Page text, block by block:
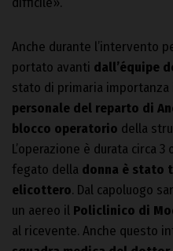
Anche durante l’intervento
portato avanti dall’équipe
stato di primaria
personale del reparto di
blocco operatorio della
L’operazione è durata circa
fegato della donna è stato
elicottero. Dal capoluogo
un aereo il Policlinico di
al ricevente. Anche questo